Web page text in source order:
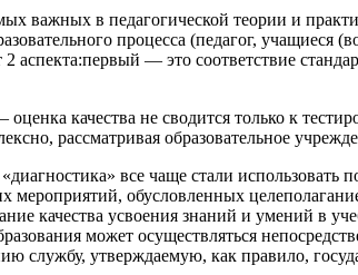
важных в педагогической теории и
процесса (педагог, учащиеся
2 аспекта:первый — это соответствие
качества не сводится только к
рассматривая образовательное
все чаще стали
обусловленных
качества усвоения знаний и умений в
может осуществляться
службу, утверждаемую, как правило,